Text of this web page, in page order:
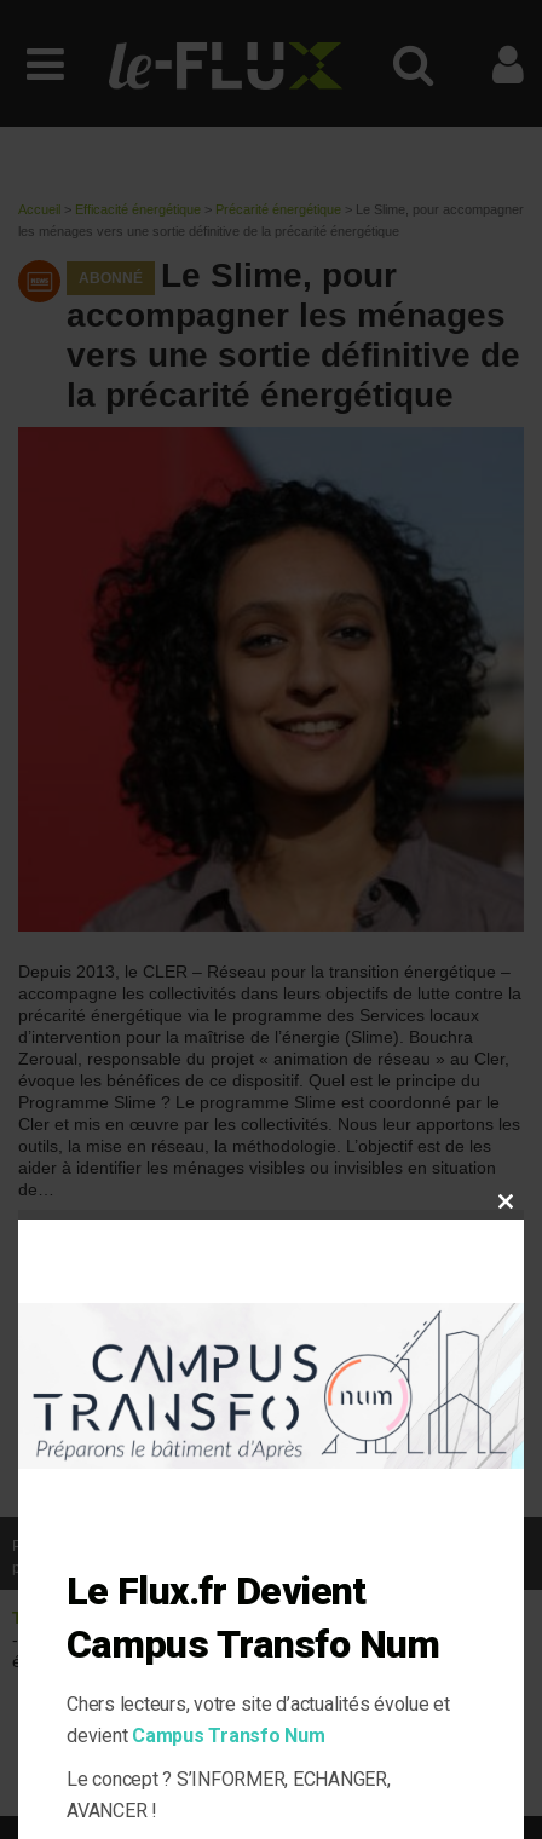
Accueil > Efficacité énergétique > Précarité énergétique > Le Slime, pour accompagner
les ménages vers une sortie définitive de la précarité énergétique
ABONNÉ
Le Slime, pour
accompagner les ménages
vers une sortie définitive de
la précarité énergétique
Depuis 2013, le CLER – Réseau pour la transition énergétique –
accompagne les collectivités dans leurs objectifs de lutte contre la
précarité énergétique via le programme des Services locaux
d’intervention pour la maîtrise de l’énergie (Slime). Bouchra
Zeroual, responsable du projet « animation de réseau » au Cler,
évoque les bénéfices de ce dispositif. Quel est le principe du
Programme Slime ? Le programme Slime est coordonné par le
Cler et mis en œuvre par les collectivités. Nous leur apportons les
outils, la mise en réseau, la méthodologie. L’objectif est de les
aider à identifier les ménages visibles ou invisibles en situation
de…
Profitez de l'accès à l'intégralité des contenus en vous
inscrivant. C'estgratuit et cela vous prendra 2 minutes
INSCRIPTION COMPLÈTE
Publié le 04/12/2017
par Andréa Devulder
THÉMATIQUE
- Précarité
énergétique
BÂTIMENT
Résidentiel
SOLUTIONS
Expertise &
Gouvernance et
CLOSE
Le Flux.fr Devient
Campus Transfo Num
Chers lecteurs, votre site d’actualités évolue et
devient Campus Transfo Num
Le concept ? S’INFORMER, ECHANGER,
AVANCER !